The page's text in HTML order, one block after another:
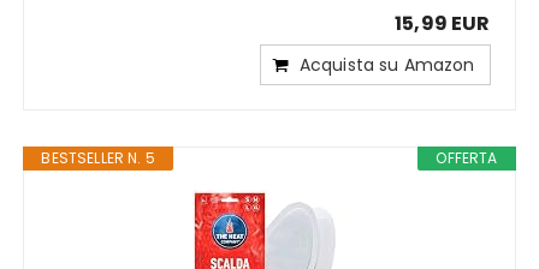
15,99 EUR
Acquista su Amazon
OFFERTA
BESTSELLER N. 5